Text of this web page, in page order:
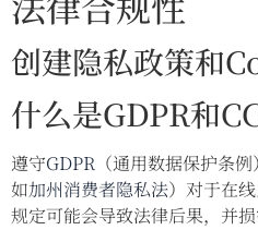
创建隐私政策和
什么是GDPR和
遵守GDPR （通用数据保护条
如加州消费者隐私法）对于在
规定可能会导致法律后果，并损